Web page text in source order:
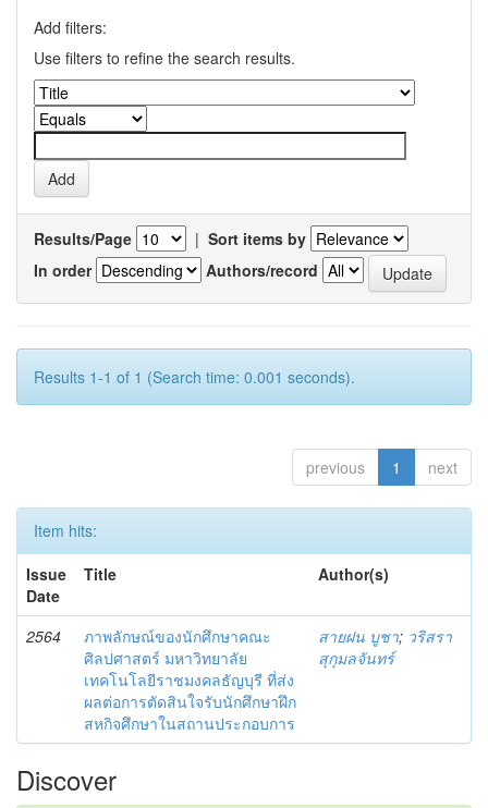
Add filters:
Use filters to refine the search results.
Results/Page | Sort items by
In order
Authors/record
Results 1-1 of 1 (Search time: 0.001 seconds).
previous 1 next
Item hits:
Issue
Date
Title Author(s)
2564
ภาพลักษณ์ของนักศึกษาคณะ
ศิลปศาสตร์ มหาวิทยาลัย
เทคโนโลยีราชมงคลธัญบุรี ที่ส่ง
ผลต่อการตัดสินใจรับนักศึกษาฝึก
สหกิจศึกษาในสถานประกอบการ
สายฝน บูชา; วริสรา
สุกุมลจันทร์
Discover